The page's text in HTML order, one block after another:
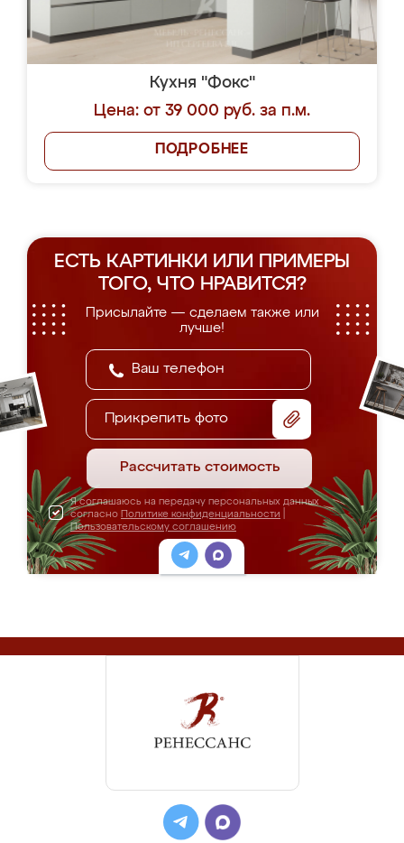
Кухня "Фокс"
Цена: от 39 000 руб. за п.м.
ПОДРОБНЕЕ
ЕСТЬ КАРТИНКИ ИЛИ ПРИМЕРЫ
ТОГО, ЧТО НРАВИТСЯ?
Присылайте — сделаем также или
лучше!
Прикрепить фото
Рассчитать стоимость
Я соглашаюсь на передачу персональных данных
согласно Политике конфиденциальности
Пользовательскому соглашению